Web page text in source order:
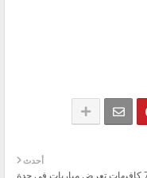
أحدث
أفضل 7 كافيهات تعرض مباريات في جدة